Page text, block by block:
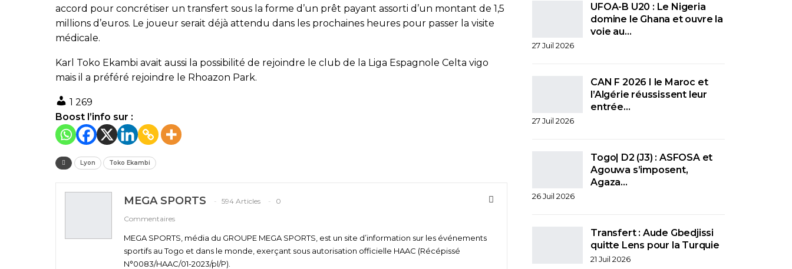
accord pour concrétiser un transfert sous la forme d’un prêt payant assorti d’un montant de 1,5
millions d’euros. Le joueur serait déjà attendu dans les prochaines heures pour passer la visite
médicale.
Karl Toko Ekambi avait aussi la possibilité de rejoindre le club de la Liga Espagnole Celta vigo
mais il a préféré rejoindre le Rhoazon Park.
1 269
Boost l’info sur :
Lyon Toko Ekambi
MEGA SPORTS 594 Articles
0
Commentaires
MEGA SPORTS, média du GROUPE MEGA SPORTS, est un site d’information sur les événements
sportifs au Togo et dans le monde, exerçant sous autorisation officielle HAAC (Récépissé
N°0083/HAAC/01-2023/pl/P).
UFOA-B U20 : Le Nigeria
domine le Ghana et ouvre la
voie au…
27 Juil 2026
CAN F 2026 I le Maroc et
l’Algérie réussissent leur
entrée…
27 Juil 2026
Togo| D2 (J3) : ASFOSA et
Agouwa s’imposent,
Agaza…
26 Juil 2026
Transfert : Aude Gbedjissi
quitte Lens pour la Turquie
21 Juil 2026